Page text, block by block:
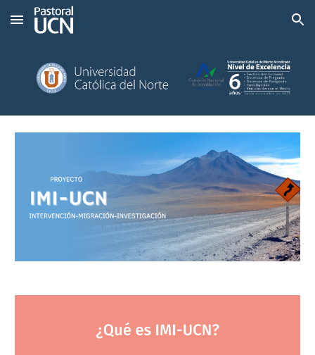
Skip to main content Skip to navigation